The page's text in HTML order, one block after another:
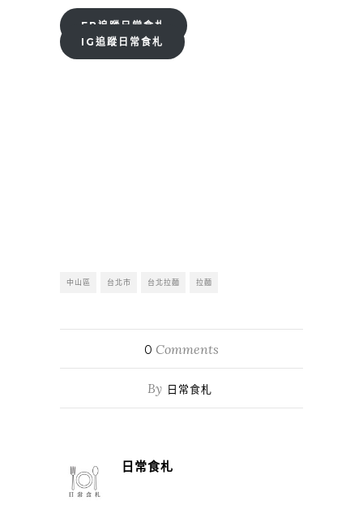
FB追蹤日常食札
IG追蹤日常食札
中山區 台北市 台北拉麵 拉麵
0 Comments
By 日常食札
日常食札